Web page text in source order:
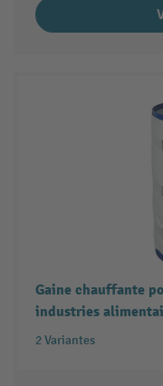
Gaine chauffante
industries
2 Variantes